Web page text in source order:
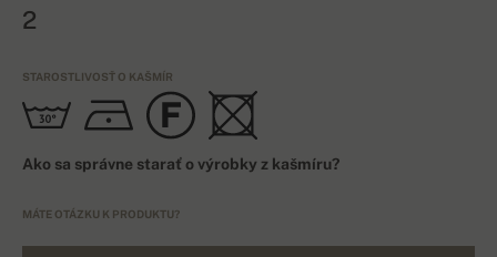
2
STAROSTLIVOSŤ O KAŠMÍR
Ako sa správne starať o výrobky z kašmíru?
MÁTE OTÁZKU K PRODUKTU?